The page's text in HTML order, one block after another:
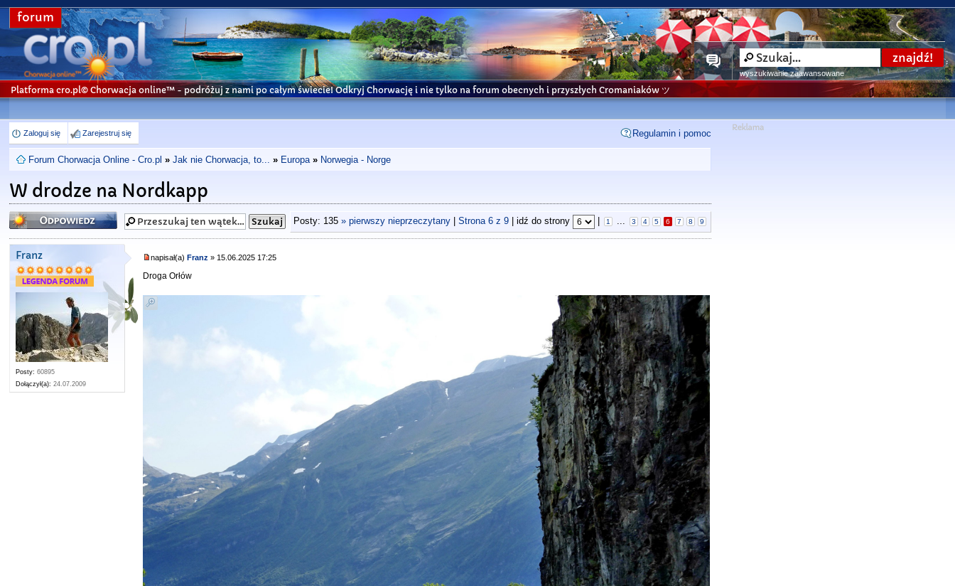
forum
wyszukiwanie zaawansowane
Platforma cro.pl© Chorwacja online™ - podróżuj z nami po całym świecie! Odkryj Chorwację i nie tylko na forum obecnych i przyszłych Cromaniaków ツ
Zaloguj się Zarejestruj się Regulamin i pomoc
Forum Chorwacja Online - Cro.pl » Jak nie Chorwacja, to... » Europa » Norwegia - Norge
W drodze na Nordkapp
Odpowiedz Posty: 135 » pierwszy nieprzeczytany| Strona 6z 9| idź do strony 1 ... 3 4 5 6 7 8 9
Franz
Posty: 60895
Dołączył(a): 24.07.2009
napisał(a)Franz » 15.06.2025 17:25
Droga Orłów